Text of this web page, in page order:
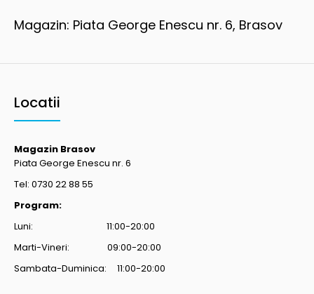
Magazin: Piata George Enescu nr. 6, Brasov
Locatii
Magazin Brasov
Piata George Enescu nr. 6
Tel: 0730 22 88 55
Program:
Luni: 11:00-20:00
Marti-Vineri: 09:00-20:00
Sambata-Duminica: 11:00-20:00